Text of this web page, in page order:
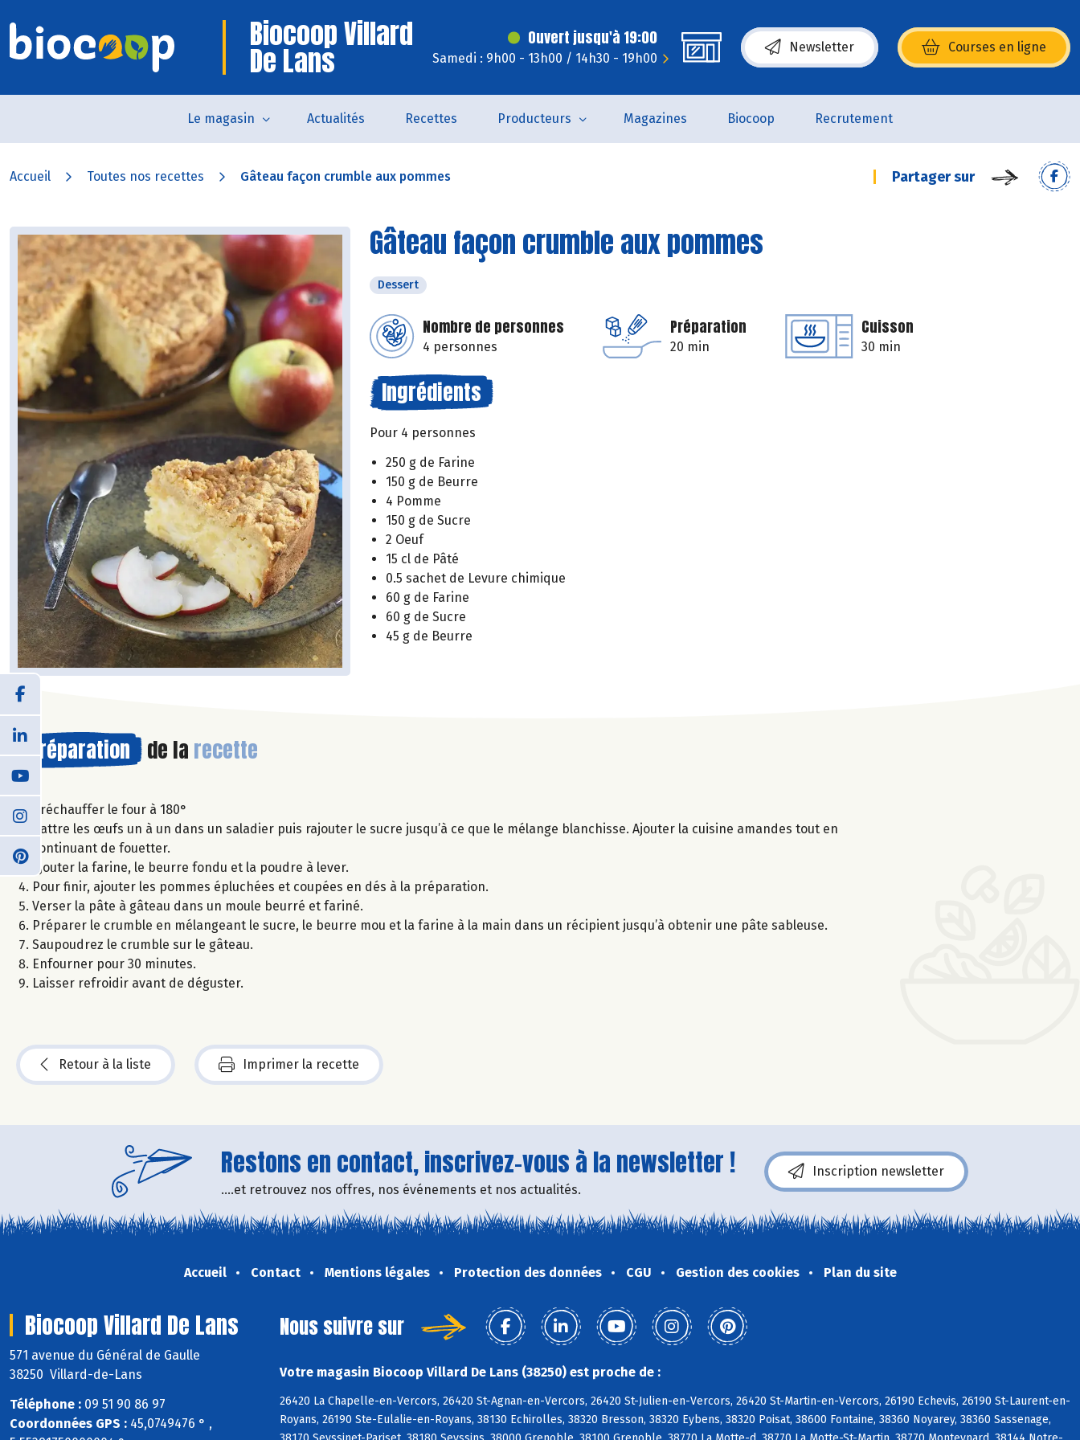
Biocoop Villard
De Lans
Ouvert jusqu'à 19:00
Samedi : 9h00 - 13h00 / 14h30 - 19h00
Newsletter Courses en ligne
(s’ouvre dans une nouvelle fenêtre)
Le magasin Actualités Recettes Producteurs Magazines Biocoop Recrutement
Accueil Toutes nos recettes Gâteau façon crumble aux pommes Partager sur
Gâteau façon crumble aux pommes
Dessert
Nombre de personnes
4 personnes
Préparation
20 min
Cuisson
30 min
Ingrédients
Pour 4 personnes
250 g de Farine
150 g de Beurre
4 Pomme
150 g de Sucre
2 Oeuf
15 cl de Pâté
0.5 sachet de Levure chimique
60 g de Farine
60 g de Sucre
45 g de Beurre
Préparation de la recette
Préchauffer le four à 180°
Battre les œufs un à un dans un saladier puis rajouter le sucre jusqu’à ce que le mélange blanchisse. Ajouter la cuisine amandes tout en
continuant de fouetter.
Ajouter la farine, le beurre fondu et la poudre à lever.
Pour finir, ajouter les pommes épluchées et coupées en dés à la préparation.
Verser la pâte à gâteau dans un moule beurré et fariné.
Préparer le crumble en mélangeant le sucre, le beurre mou et la farine à la main dans un récipient jusqu’à obtenir une pâte sableuse.
Saupoudrez le crumble sur le gâteau.
Enfourner pour 30 minutes.
Laisser refroidir avant de déguster.
Retour à la liste Imprimer la recette
Restons en contact, inscrivez-vous à la newsletter !
....et retrouvez nos offres, nos événements et nos actualités.
Inscription newsletter
Accueil Contact Mentions légales Protection des données CGU Gestion des cookies Plan du site
Biocoop Villard De Lans
571 avenue du Général de Gaulle
38250 Villard-de-Lans
Téléphone : 09 51 90 86 97
Coordonnées GPS : 45,0749476 ° ,
Nous suivre sur
Votre magasin Biocoop Villard De Lans (38250) est proche de :
26420 La Chapelle-en-Vercors, 26420 St-Agnan-en-Vercors, 26420 St-Julien-en-Vercors, 26420 St-Martin-en-Vercors, 26190 Echevis, 26190 St-Laurent-en-
Royans, 26190 Ste-Eulalie-en-Royans, 38130 Echirolles, 38320 Bresson, 38320 Eybens, 38320 Poisat, 38600 Fontaine, 38360 Noyarey, 38360 Sassenage,